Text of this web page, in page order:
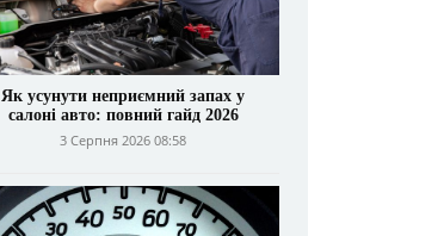
Як усунути неприємний запах у
салоні авто: повний гайд 2026
3 Серпня 2026 08:58